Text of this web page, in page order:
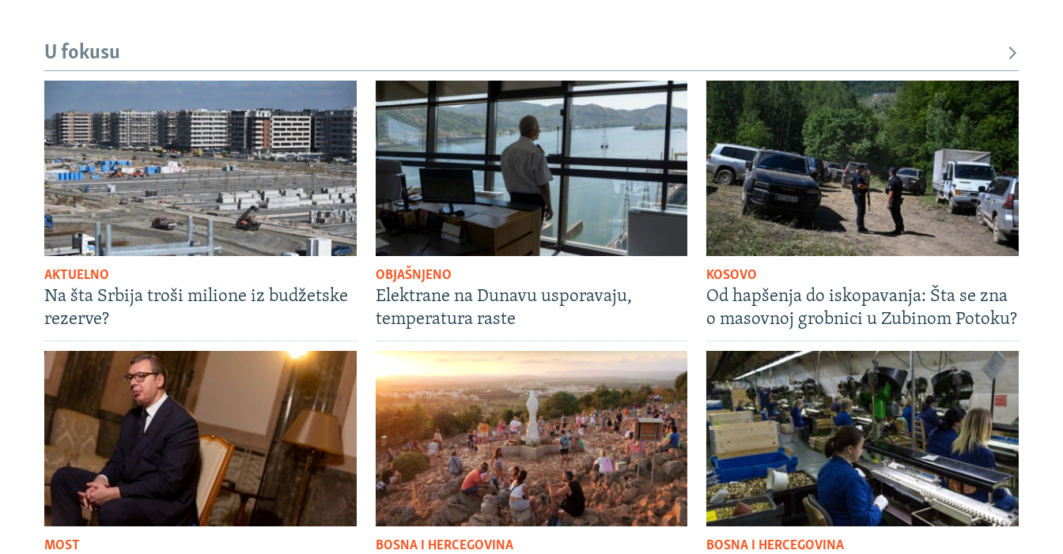
U fokusu
AKTUELNO
Na šta Srbija troši milione iz budžetske
rezerve?
OBJAŠNJENO
Elektrane na Dunavu usporavaju,
temperatura raste
KOSOVO
Od hapšenja do iskopavanja: Šta se zna
o masovnoj grobnici u Zubinom Potoku?
MOST BOSNA I HERCEGOVINA BOSNA I HERCEGOVINA